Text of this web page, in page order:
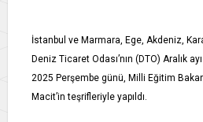
İstanbul ve Marmara, Ege, Akdeniz,
Deniz Ticaret Odası’nın (DTO) Aralık
2025 Perşembe günü, Milli Eğitim Bakan
Macit’in teşrifleriyle yapıldı.